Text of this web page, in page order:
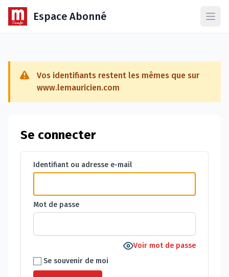
Espace Abonné
Vos identifiants restent les mêmes que sur
www.lemauricien.com
Se connecter
Identifiant ou adresse e-mail
Mot de passe
Voir mot de passe
Se souvenir de moi